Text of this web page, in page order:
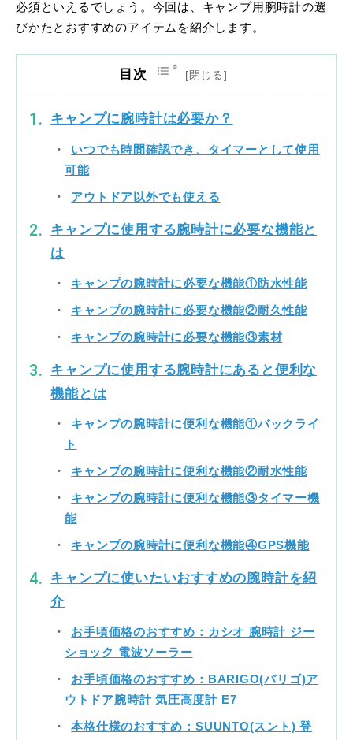
必須といえるでしょう。今回は、キャンプ用腕時計の選
びかたとおすすめのアイテムを紹介します。
目次
キャンプに腕時計は必要か？
いつでも時間確認でき、タイマーとして使用
可能
アウトドア以外でも使える
キャンプに使用する腕時計に必要な機能と
は
キャンプの腕時計に必要な機能①防水性能
キャンプの腕時計に必要な機能②耐久性能
キャンプの腕時計に必要な機能③素材
キャンプに使用する腕時計にあると便利な
機能とは
キャンプの腕時計に便利な機能①バックライ
ト
キャンプの腕時計に便利な機能②耐水性能
キャンプの腕時計に便利な機能③タイマー機
能
キャンプの腕時計に便利な機能④GPS機能
キャンプに使いたいおすすめの腕時計を紹
介
お手頃価格のおすすめ：カシオ 腕時計 ジー
ショック 電波ソーラー
お手頃価格のおすすめ：BARIGO(バリゴ)ア
ウトドア腕時計 気圧高度計 E7
本格仕様のおすすめ：SUUNTO(スント) 登